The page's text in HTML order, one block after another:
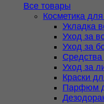
Все товары
Косметика
Укладка
Уход за
Уход за
Уход за
Краски
Парфюм